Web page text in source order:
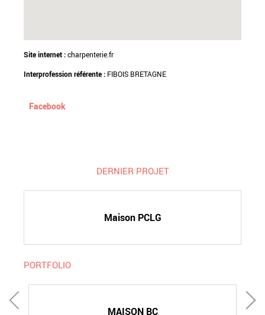
Site internet :charpenterie.fr
Interprofession référente : FIBOIS BRETAGNE
Facebook
DERNIER PROJET
Maison PCLG
PORTFOLIO
MAISON BC